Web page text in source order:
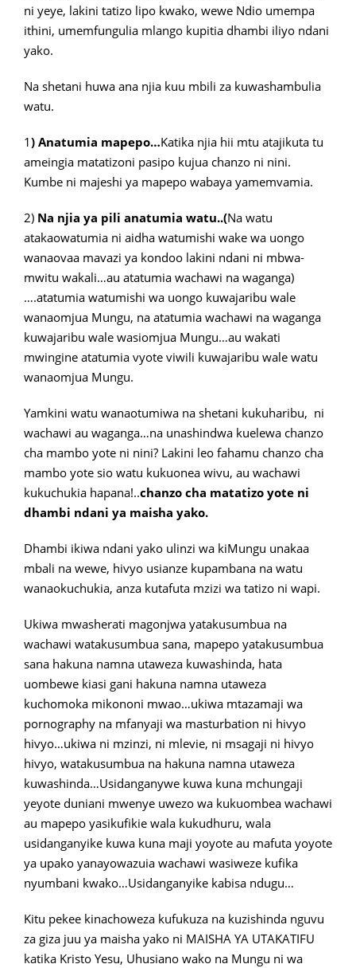
ni yeye, lakini tatizo lipo kwako, wewe Ndio umempa
ithini, umemfungulia mlango kupitia dhambi iliyo ndani
yako.
Na shetani huwa ana njia kuu mbili za kuwashambulia
watu.
1) Anatumia mapepo…Katika njia hii mtu atajikuta tu
ameingia matatizoni pasipo kujua chanzo ni nini.
Kumbe ni majeshi ya mapepo wabaya yamemvamia.
2) Na njia ya pili anatumia watu..(Na watu
atakaowatumia ni aidha watumishi wake wa uongo
wanaovaa mavazi ya kondoo lakini ndani ni mbwa-
mwitu wakali…au atatumia wachawi na waganga)
….atatumia watumishi wa uongo kuwajaribu wale
wanaomjua Mungu, na atatumia wachawi na waganga
kuwajaribu wale wasiomjua Mungu…au wakati
mwingine atatumia vyote viwili kuwajaribu wale watu
wanaomjua Mungu.
Yamkini watu wanaotumiwa na shetani kukuharibu, ni
wachawi au waganga…na unashindwa kuelewa chanzo
cha mambo yote ni nini? Lakini leo fahamu chanzo cha
mambo yote sio watu kukuonea wivu, au wachawi
kukuchukia hapana!..chanzo cha matatizo yote ni
dhambi ndani ya maisha yako.
Dhambi ikiwa ndani yako ulinzi wa kiMungu unakaa
mbali na wewe, hivyo usianze kupambana na watu
wanaokuchukia, anza kutafuta mzizi wa tatizo ni wapi.
Ukiwa mwasherati magonjwa yatakusumbua na
wachawi watakusumbua sana, mapepo yatakusumbua
sana hakuna namna utaweza kuwashinda, hata
uombewe kiasi gani hakuna namna utaweza
kuchomoka mikononi mwao…ukiwa mtazamaji wa
pornography na mfanyaji wa masturbation ni hivyo
hivyo…ukiwa ni mzinzi, ni mlevie, ni msagaji ni hivyo
hivyo, watakusumbua na hakuna namna utaweza
kuwashinda…Usidanganywe kuwa kuna mchungaji
yeyote duniani mwenye uwezo wa kukuombea wachawi
au mapepo yasikufikie wala kukudhuru, wala
usidanganyike kuwa kuna maji yoyote au mafuta yoyote
ya upako yanayowazuia wachawi wasiweze kufika
nyumbani kwako…Usidanganyike kabisa ndugu…
Kitu pekee kinachoweza kufukuza na kuzishinda nguvu
za giza juu ya maisha yako ni MAISHA YA UTAKATIFU
katika Kristo Yesu, Uhusiano wako na Mungu ni wa